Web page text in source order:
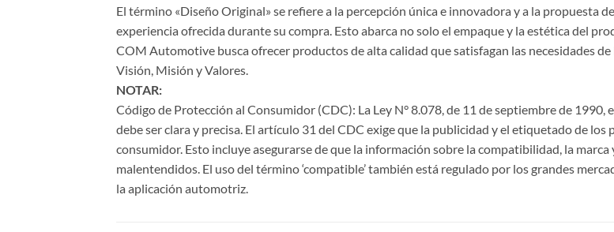
El término «Diseño Original» se refiere a la percepción única e innovadora y a la propuesta
experiencia ofrecida durante su compra. Esto abarca no solo el empaque y la estética del
COM Automotive busca ofrecer productos de alta calidad que satisfagan las necesidades
Visión, Misión y Valores.
NOTAR:
Código de Protección al Consumidor (CDC): La Ley N° 8.078, de 11 de septiembre de
debe ser clara y precisa. El artículo 31 del CDC exige que la publicidad y el etiquetado de
consumidor. Esto incluye asegurarse de que la información sobre la compatibilidad, la
malentendidos. El uso del término ‘compatible’ también está regulado por los grandes
la aplicación automotriz.